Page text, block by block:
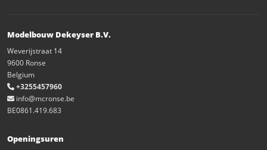
Modelbouw Dekeyser B.V.
Weverijstraat 14
9600 Ronse
Belgium
+3255457960
info@mcronse.be
BE0861.419.683
Openingsuren